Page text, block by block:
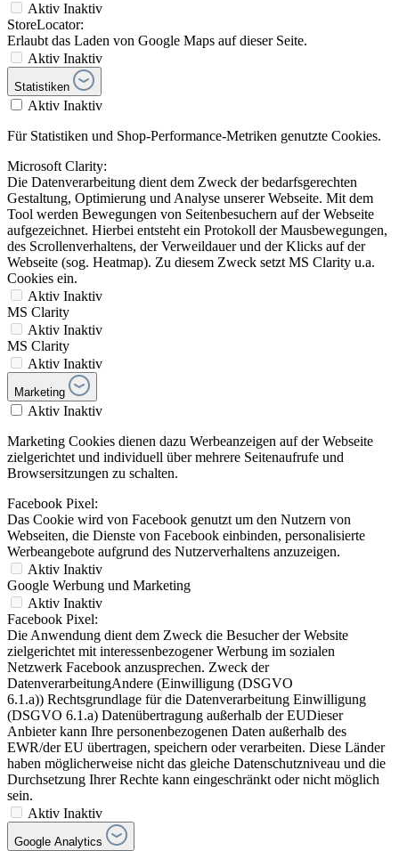
Aktiv Inaktiv
StoreLocator:
Erlaubt das Laden von Google Maps auf dieser Seite.
Aktiv Inaktiv
Statistiken
Aktiv Inaktiv
Für Statistiken und Shop-Performance-Metriken genutzte Cookies.
Microsoft Clarity:
Die Datenverarbeitung dient dem Zweck der bedarfsgerechten
Gestaltung, Optimierung und Analyse unserer Webseite. Mit dem
Tool werden Bewegungen von Seitenbesuchern auf der Webseite
aufgezeichnet. Hierbei entsteht ein Protokoll der Mausbewegungen,
des Scrollenverhaltens, der Verweildauer und der Klicks auf der
Webseite (sog. Heatmap). Zu diesem Zweck setzt MS Clarity u.a.
Cookies ein.
Aktiv Inaktiv
MS Clarity
Aktiv Inaktiv
MS Clarity
Aktiv Inaktiv
Marketing
Aktiv Inaktiv
Marketing Cookies dienen dazu Werbeanzeigen auf der Webseite
zielgerichtet und individuell über mehrere Seitenaufrufe und
Browsersitzungen zu schalten.
Facebook Pixel:
Das Cookie wird von Facebook genutzt um den Nutzern von
Webseiten, die Dienste von Facebook einbinden, personalisierte
Werbeangebote aufgrund des Nutzerverhaltens anzuzeigen.
Aktiv Inaktiv
Google Werbung und Marketing
Aktiv Inaktiv
Facebook Pixel:
Die Anwendung dient dem Zweck die Besucher der Website
zielgerichtet mit interessenbezogener Werbung im sozialen
Netzwerk Facebook anzusprechen. Zweck der
DatenverarbeitungAndere (Einwilligung (DSGVO
6.1.a)) Rechtsgrundlage für die Datenverarbeitung Einwilligung
(DSGVO 6.1.a) Datenübertragung außerhalb der EUDieser
Anbieter kann Ihre personenbezogenen Daten außerhalb des
EWR/der EU übertragen, speichern oder verarbeiten. Diese Länder
haben möglicherweise nicht das gleiche Datenschutzniveau und die
Durchsetzung Ihrer Rechte kann eingeschränkt oder nicht möglich
sein.
Aktiv Inaktiv
Google Analytics